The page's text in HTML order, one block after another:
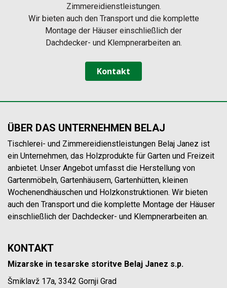
Zimmereidienstleistungen.
Wir bieten auch den Transport und die komplette
Montage der Häuser einschließlich der
Dachdecker- und Klempnerarbeiten an.
Kontakt
ÜBER DAS UNTERNEHMEN BELAJ
Tischlerei- und Zimmereidienstleistungen Belaj Janez ist
ein Unternehmen, das Holzprodukte für Garten und Freizeit
anbietet. Unser Angebot umfasst die Herstellung von
Gartenmöbeln, Gartenhäusern, Gartenhütten, kleinen
Wochenendhäuschen und Holzkonstruktionen. Wir bieten
auch den Transport und die komplette Montage der Häuser
einschließlich der Dachdecker- und Klempnerarbeiten an.
KONTAKT
Mizarske in tesarske storitve Belaj Janez s.p.
Šmiklavž 17a, 3342 Gornji Grad